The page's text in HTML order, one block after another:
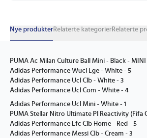
Nye produkterRelaterte kategorierRelaterte
PUMA Ac Milan Culture Ball Mini - Black - MINI
Adidas Performance Wucl Lge - White - 5
Adidas Performance Ucl Clb - White - 3
Adidas Performance Ucl Com - White - 4
Adidas Performance Ucl Mini - White - 1
Adidas Performance Lfc Clb Home - Red - 5
Adidas Performance Messi Clb - Cream - 3